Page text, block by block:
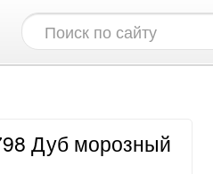
Дуб морозный